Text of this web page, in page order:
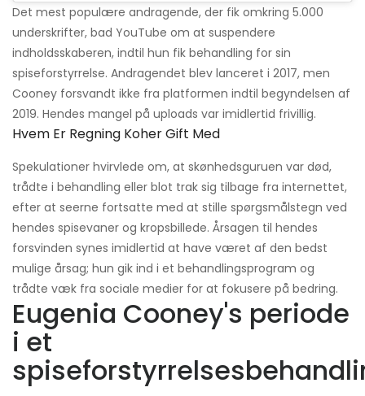
Det mest populære andragende, der fik omkring 5.000
underskrifter, bad YouTube om at suspendere
indholdsskaberen, indtil hun fik behandling for sin
spiseforstyrrelse. Andragendet blev lanceret i 2017, men
Cooney forsvandt ikke fra platformen indtil begyndelsen af
​​2019. Hendes mangel på uploads var imidlertid frivillig.
Hvem Er Regning Koher Gift Med
Spekulationer hvirvlede om, at skønhedsguruen var død,
trådte i behandling eller blot trak sig tilbage fra internettet,
efter at seerne fortsatte med at stille spørgsmålstegn ved
hendes spisevaner og kropsbillede. Årsagen til hendes
forsvinden synes imidlertid at have været af den bedst
mulige årsag; hun gik ind i et behandlingsprogram og
trådte væk fra sociale medier for at fokusere på bedring.
Eugenia Cooney's periode
i et